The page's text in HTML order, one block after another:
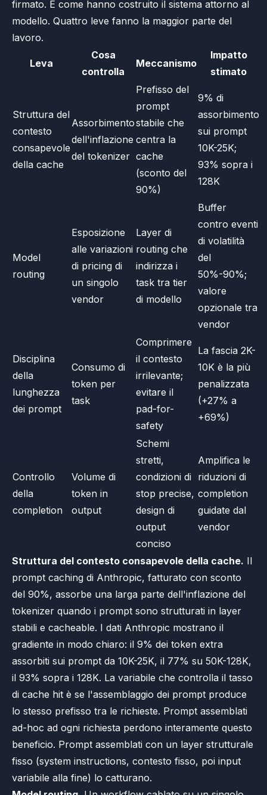
firmato. È come hanno costruito il sistema attorno al
modello. Quattro leve fanno la maggior parte del
lavoro.
Leva
Cosa
controlla
Meccanismo
Impatto
stimato
Struttura del
contesto
consapevole
della cache
Assorbimento
dell'inflazione
del tokenizer
Prefisso del
prompt
stabile che
centra la
cache
(sconto del
90%)
9% di
assorbimento
sui prompt
10K-25K;
93% sopra i
128K
Model
routing
Esposizione
alle variazioni
di pricing di
un singolo
vendor
Layer di
routing che
indirizza i
task tra tier
di modello
Buffer
contro eventi
di volatilità
del
50%-90%;
valore
opzionale tra
vendor
Disciplina
della
lunghezza
dei prompt
Consumo di
token per
task
Comprimere
il contesto
irrilevante;
evitare il
pad-for-
safety
La fascia 2K-
10K è la più
penalizzata
(+27% a
+69%)
Controllo
della
completion
Volume di
token in
output
Schemi
stretti,
condizioni di
stop precise,
design di
output
conciso
Amplifica le
riduzioni di
completion
guidate dal
vendor
Struttura del contesto consapevole della cache. Il
prompt caching di Anthropic, fatturato con sconto
del 90%, assorbe una larga parte dell'inflazione del
tokenizer quando i prompt sono strutturati in layer
stabili e cacheable. I dati Anthropic mostrano il
gradiente in modo chiaro: il 9% dei token extra
assorbiti sui prompt da 10K-25K, il 77% su 50K-128K,
il 93% sopra i 128K. La variabile che controlla il tasso
di cache hit è se l'assemblaggio dei prompt produce
lo stesso prefisso tra le richieste. Prompt assemblati
ad-hoc ad ogni richiesta perdono interamente questo
beneficio. Prompt assemblati con un layer strutturale
fisso (system instructions, contesto fisso, poi input
variabile alla fine) lo catturano.